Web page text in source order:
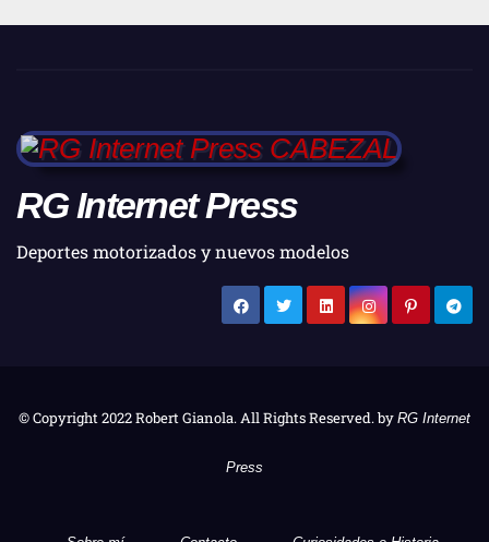
RG Internet Press
Deportes motorizados y nuevos modelos
© Copyright 2022 Robert Gianola. All Rights Reserved. by RG Internet
Press